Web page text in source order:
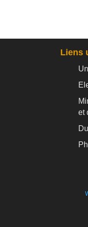
Liens
et